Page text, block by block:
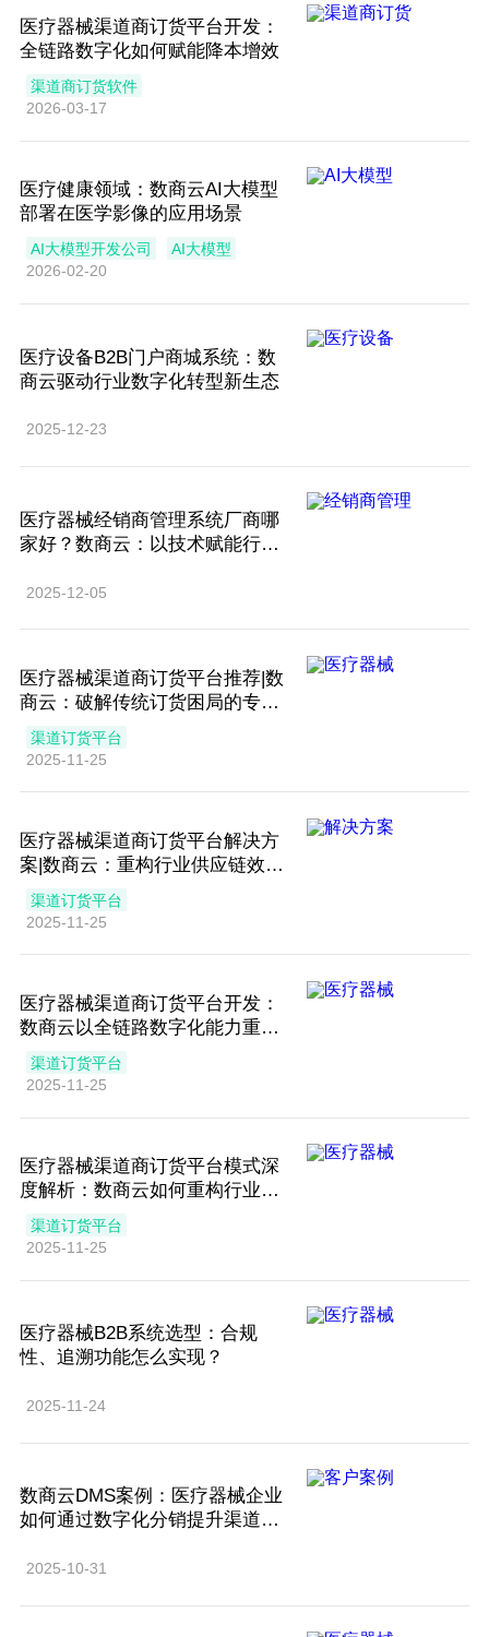
医疗器械渠道商订货平台开发：
全链路数字化如何赋能降本增效
渠道商订货软件
2026-03-17
医疗健康领域：数商云AI大模型
部署在医学影像的应用场景‌
AI大模型开发公司
AI大模型
2026-02-20
医疗设备B2B门户商城系统：数
商云驱动行业数字化转型新生态
2025-12-23
医疗器械经销商管理系统厂商哪
家好？数商云：以技术赋能行业
2025-12-05
医疗器械渠道商订货平台推荐|数
商云：破解传统订货困局的专业
级数字化解决方案
渠道订货平台
2025-11-25
医疗器械渠道商订货平台解决方
案|数商云：重构行业供应链效率
的数字化引擎
渠道订货平台
2025-11-25
医疗器械渠道商订货平台开发：
数商云以全链路数字化能力重构
行业流通新生态
渠道订货平台
2025-11-25
医疗器械渠道商订货平台模式深
度解析：数商云如何重构行业供
应链效率
渠道订货平台
2025-11-25
医疗器械B2B系统选型：合规
性、追溯功能怎么实现？
2025-11-24
​数商云DMS案例：医疗器械企业
如何通过数字化分销提升渠道合
2025-10-31